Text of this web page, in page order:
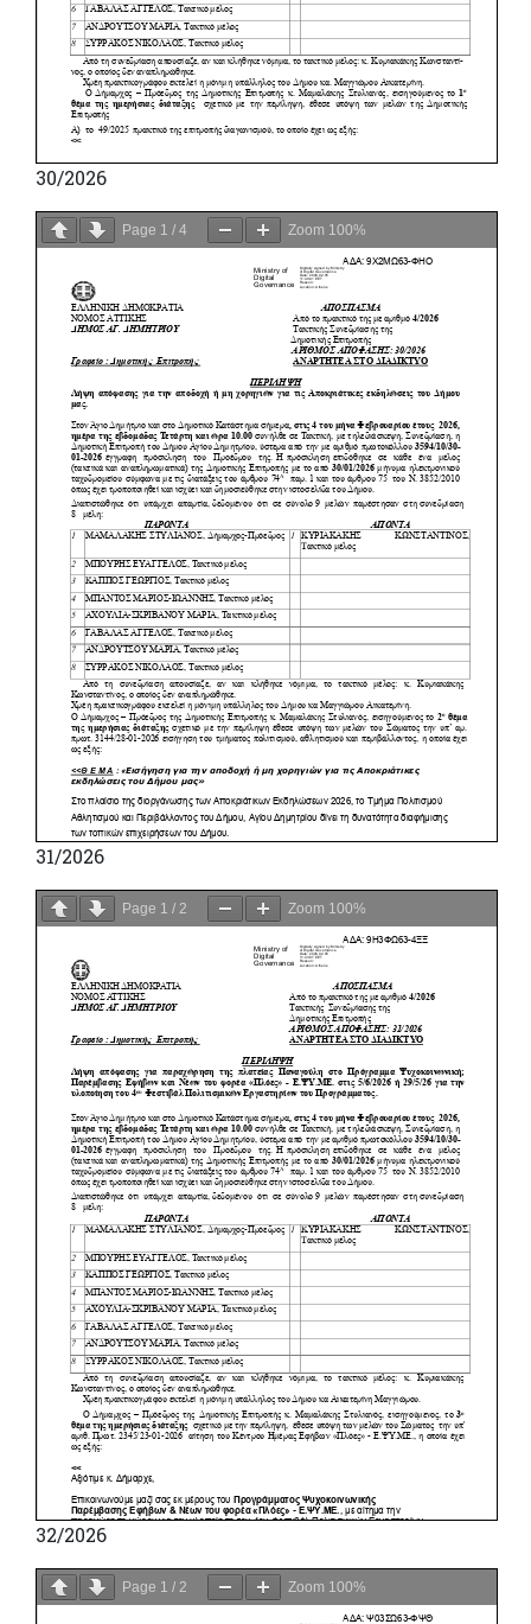
30/2026
Page 1 / 4 Zoom 100%
31/2026
Page 1 / 2 Zoom 100%
32/2026
Page 1 / 2 Zoom 100%